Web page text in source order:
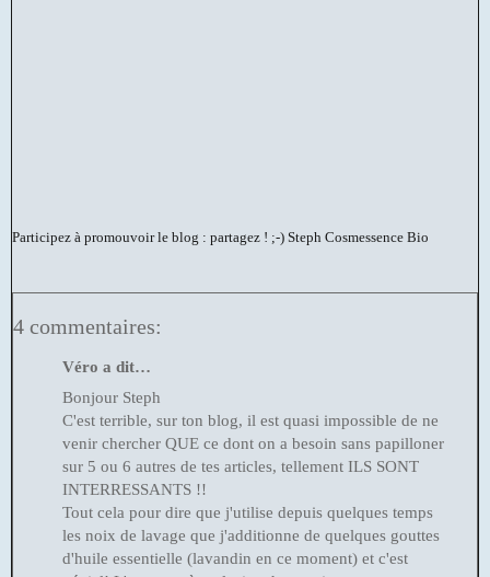
Participez à promouvoir le blog : partagez ! ;-) Steph Cosmessence Bio
4 commentaires:
Véro a dit…
Bonjour Steph
C'est terrible, sur ton blog, il est quasi impossible de ne
venir chercher QUE ce dont on a besoin sans papilloner
sur 5 ou 6 autres de tes articles, tellement ILS SONT
INTERRESSANTS !!
Tout cela pour dire que j'utilise depuis quelques temps
les noix de lavage que j'additionne de quelques gouttes
d'huile essentielle (lavandin en ce moment) et c'est